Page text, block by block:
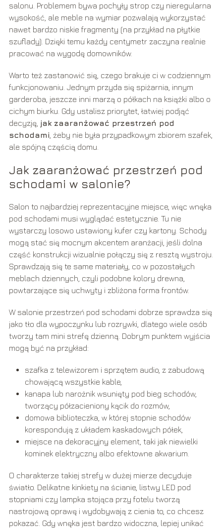
salonu. Problemem bywa pochyły strop czy nieregularna
wysokość, ale meble na wymiar pozwalają wykorzystać
nawet bardzo niskie fragmenty (na przykład na płytkie
szuflady). Dzięki temu każdy centymetr zaczyna realnie
pracować na wygodę domowników.
Warto też zastanowić się, czego brakuje ci w codziennym
funkcjonowaniu. Jednym przyda się spiżarnia, innym
garderoba, jeszcze inni marzą o półkach na książki albo o
cichym biurku. Gdy ustalisz priorytet, łatwiej podjąć
decyzję, jak zaaranżować przestrzeń pod
schodami , żeby nie była przypadkowym zbiorem szafek,
ale spójną częścią domu.
Jak zaaranżować przestrzeń pod
schodami w salonie?
Salon to najbardziej reprezentacyjne miejsce, więc wnęka
pod schodami musi wyglądać estetycznie. Tu nie
wystarczy losowo ustawiony kufer czy kartony. Schody
mogą stać się mocnym akcentem aranżacji, jeśli dolna
część konstrukcji wizualnie połączy się z resztą wystroju.
Sprawdzają się te same materiały, co w pozostałych
meblach dziennych, czyli podobne kolory drewna,
powtarzające się uchwyty i zbliżona forma frontów.
W salonie przestrzeń pod schodami dobrze sprawdza się
jako tło dla wypoczynku lub rozrywki, dlatego wiele osób
tworzy tam mini strefę dzienną. Dobrym punktem wyjścia
mogą być na przykład:
szafka z telewizorem i sprzętem audio, z zabudową
chowającą wszystkie kable,
kanapa lub narożnik wsunięty pod bieg schodów,
tworzący półzacieniony kącik do rozmów,
domowa biblioteczka, w której stopnie schodów
korespondują z układem kaskadowych półek,
miejsce na dekoracyjny element, taki jak niewielki
kominek elektryczny albo efektowne akwarium.
O charakterze takiej strefy w dużej mierze decyduje
światło. Delikatne kinkiety na ścianie, listwy LED pod
stopniami czy lampka stojąca przy fotelu tworzą
nastrojową oprawę i wydobywają z cienia to, co chcesz
pokazać. Gdy wnęka jest bardzo widoczna, lepiej unikać